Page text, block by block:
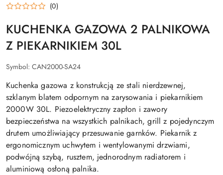
(0)
KUCHENKA GAZOWA 2 PALNIKOWA
Z PIEKARNIKIEM 30L
Symbol: CAN2000-SA24
Kuchenka gazowa z konstrukcją ze stali nierdzewnej,
szklanym blatem odpornym na zarysowania i piekarnikiem
2000W 30L. Piezoelektryczny zapłon i zawory
bezpieczeństwa na wszystkich palnikach, grill z pojedynczym
drutem umożliwiający przesuwanie garnków. Piekarnik z
ergonomicznym uchwytem i wentylowanymi drzwiami,
podwójną szybą, rusztem, jednorodnym radiatorem i
aluminiową osłoną palnika.